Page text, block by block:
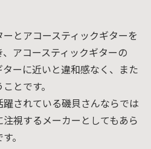
とアコースティックギターを
アコースティックギターの
ーに近いと違和感なく、また
とです。
されている磯貝さんならでは
視するメーカーとしてもあら
。